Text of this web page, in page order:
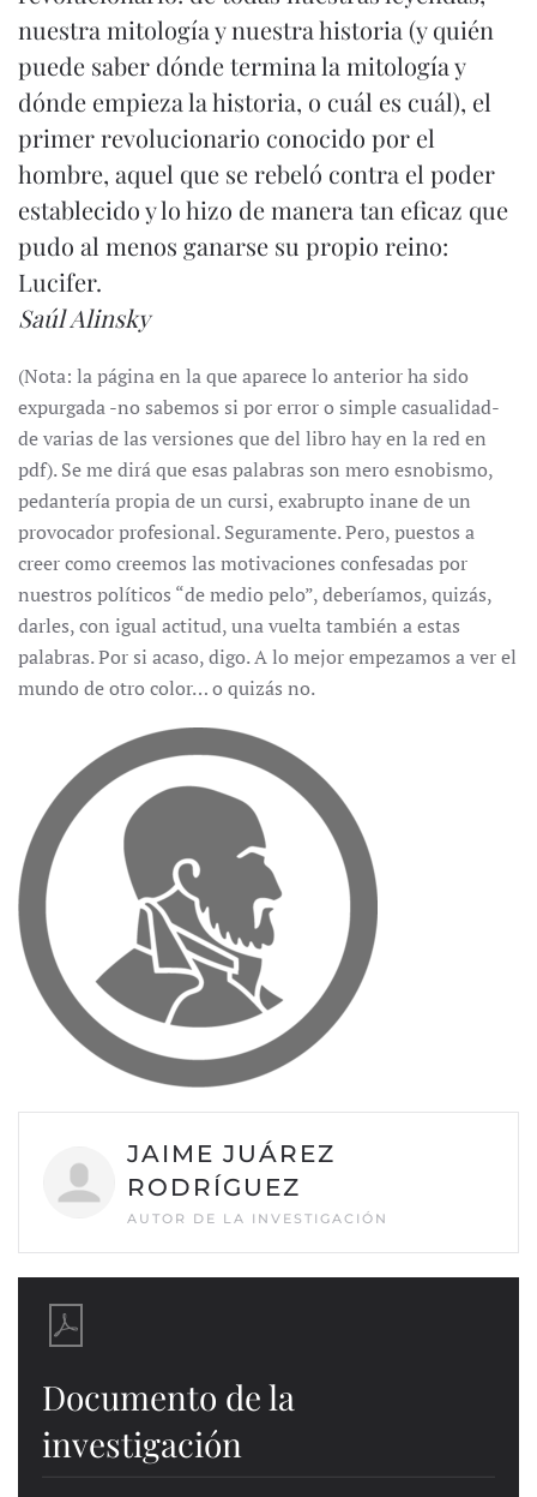
nuestra mitología y nuestra historia (y quién
puede saber dónde termina la mitología y
dónde empieza la historia, o cuál es cuál), el
primer revolucionario conocido por el
hombre, aquel que se rebeló contra el poder
establecido y lo hizo de manera tan eficaz que
pudo al menos ganarse su propio reino:
Lucifer.
Saúl Alinsky
(Nota: la página en la que aparece lo anterior ha sido
expurgada -no sabemos si por error o simple casualidad-
de varias de las versiones que del libro hay en la red en
pdf). Se me dirá que esas palabras son mero esnobismo,
pedantería propia de un cursi, exabrupto inane de un
provocador profesional. Seguramente. Pero, puestos a
creer como creemos las motivaciones confesadas por
nuestros políticos “de medio pelo”, deberíamos, quizás,
darles, con igual actitud, una vuelta también a estas
palabras. Por si acaso, digo. A lo mejor empezamos a ver el
mundo de otro color… o quizás no.
JAIME JUÁREZ
RODRÍGUEZ
AUTOR DE LA INVESTIGACIÓN
Documento de la
investigación